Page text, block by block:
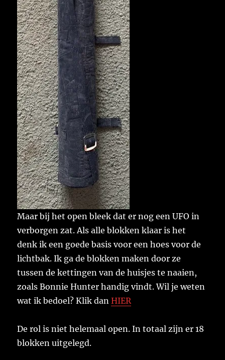
Maar bij het open bleek dat er nog een UFO in
verborgen zat. Als alle blokken klaar is het
denk ik een goede basis voor een hoes voor de
lichtbak. Ik ga de blokken maken door ze
tussen de kettingen van de huisjes te naaien,
zoals Bonnie Hunter handig vindt. Wil je weten
wat ik bedoel? Klik danHIER
De rol is niet helemaal open. In totaal zijn er 18
blokken uitgelegd.